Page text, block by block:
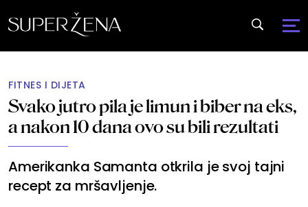
FITNES I DIJETA
Svako jutro pila je limun i biber na eks,
a nakon 10 dana ovo su bili rezultati
Amerikanka Samanta otkrila je svoj tajni
recept za mršavljenje.